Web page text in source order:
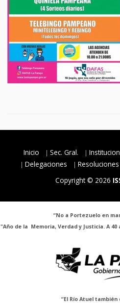
Inicio Sec. Gral.
Delegaciones
Resoluciones
Copyright © 2026
“No a Portezuelo en
"Año de la Memoria, Verdad y Justicia. A
“El Río Atuel también